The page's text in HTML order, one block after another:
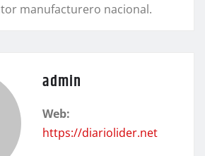
manufacturero nacional.
admin
Web:
https://diariolider.net